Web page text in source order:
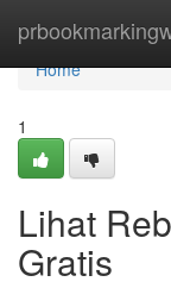
Home
Home
1
Lihat
Gratis